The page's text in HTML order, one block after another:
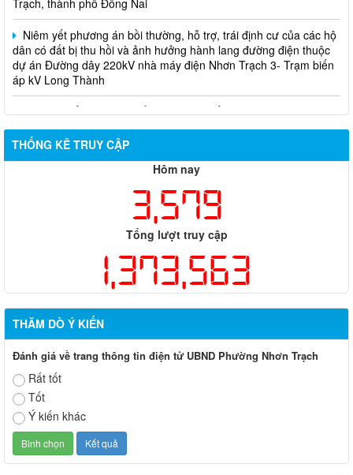
Niêm yết phương án bồi thường, hỗ trợ, trái định cư của các hộ
dân có đất bị thu hồi và ảnh hưởng hành lang đường điện thuộc
dự án Đường dây 220kV nhà máy điện Nhơn Trạch 3- Trạm biến
áp kV Long Thành
Biên bản về việc niêm yết phương án bồi thường, hỗ trợ, tái
định cư của các hộ dân có đất bị thu hồi thuộc dự án nâng cấp
đường 25B cũ đoạn từ Trung tâm huyện Nhơn Trạch ra Quốc lộ
51, huyện Long Thành và huyện Nhơn Trạch
THỐNG KÊ TRUY CẬP
Hôm nay
3,579
Tổng lượt truy cập
1,373,563
THĂM DÒ Ý KIẾN
Đánh giá về trang thông tin điện tử UBND Phường Nhơn Trạch
Rất tốt
Tốt
Ý kiến khác